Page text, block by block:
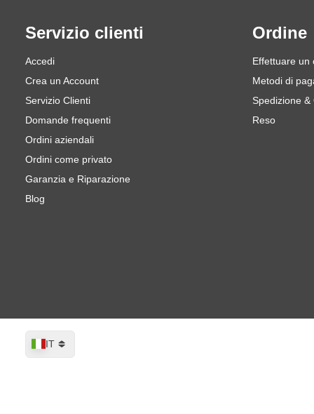
Servizio clienti
Accedi
Crea un Account
Servizio Clienti
Domande frequenti
Ordini aziendali
Ordini come privato
Garanzia e Riparazione
Blog
Ordine
Effettuare un
Metodi di
Spedizione &
Reso
Lingua
IT